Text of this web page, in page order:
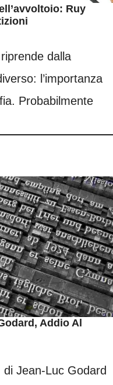
Ruy
dalla
l’importanza
Probabilmente
Addio Al
Jean-Luc Godard